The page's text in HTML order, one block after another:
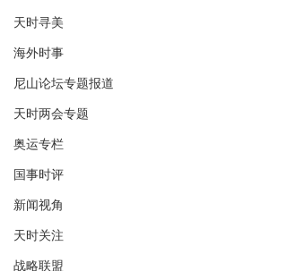
天时寻美
海外时事
尼山论坛专题报道
天时两会专题
奥运专栏
国事时评
新闻视角
天时关注
战略联盟